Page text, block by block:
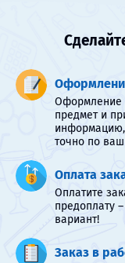
Оформление
предмет и
точно по
Оплата
Оплатите
предоплату
вариант!
Заказ в